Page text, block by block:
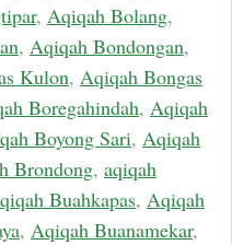
, Aqiqah Bolang,
, Aqiqah Bondongan,
Kulon, Aqiqah Bongas
Boregahindah, Aqiqah
Boyong Sari, Aqiqah
Brondong, aqiqah
Buahkapas, Aqiqah
, Aqiqah Buanamekar,